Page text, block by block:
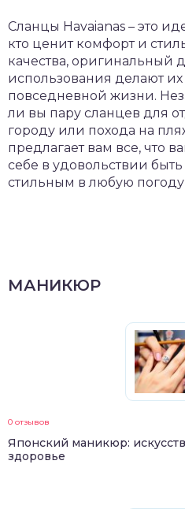
Сланцы Havaianas – это
кто ценит комфорт и
качества, оригинальный
использования делают
повседневной жизни.
ли вы пару сланцев для
городу или похода на
предлагает вам все, что
себе в удовольствии
стильным в любую погоду
МАНИКЮР
0 отзывов
Японский маникюр:
здоровье